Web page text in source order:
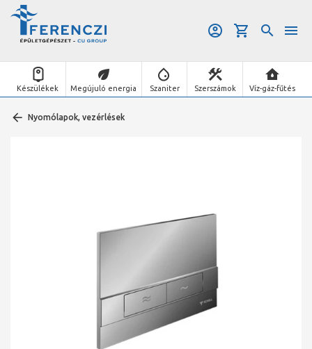
Készülékek Megújuló energia Szaniter Szerszámok Víz-gáz-fűtés
Nyomólapok, vezérlések